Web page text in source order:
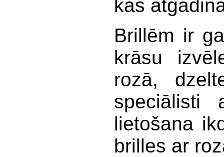
kas
Brillēm ir
krāsu
rozā,
speciālisti
lietošana
brilles ar